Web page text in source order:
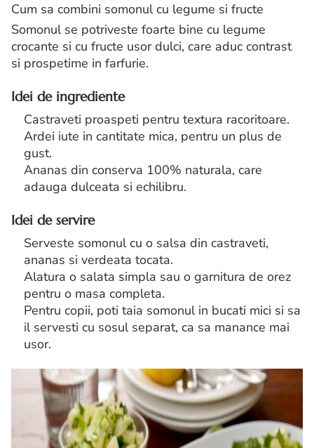
Cum sa combini somonul cu legume si fructe
Somonul se potriveste foarte bine cu legume
crocante si cu fructe usor dulci, care aduc contrast
si prospetime in farfurie.
Idei de ingrediente
Castraveti proaspeti pentru textura racoritoare.
Ardei iute in cantitate mica, pentru un plus de
gust.
Ananas din conserva 100% naturala, care
adauga dulceata si echilibru.
Idei de servire
Serveste somonul cu o salsa din castraveti,
ananas si verdeata tocata.
Alatura o salata simpla sau o garnitura de orez
pentru o masa completa.
Pentru copii, poti taia somonul in bucati mici si sa
il servesti cu sosul separat, ca sa manance mai
usor.